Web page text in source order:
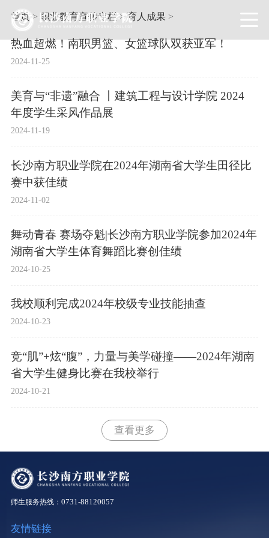
首页 > 职业教育宣传专栏>育人成果>
热血超燃！南职男篮、女篮球队双获亚军！
2024-11-25
美育与“非遗”融合 丨建筑工程与设计学院 2024
年度学生采风作品展
2024-11-19
长沙南方职业学院在2024年湖南省大学生田径比
赛中获佳绩
2024-11-02
舞动青春 赛场夺魁|长沙南方职业学院参加2024年
湖南省大学生体育舞蹈比赛创佳绩
2024-10-25
我校顺利完成2024年校级专业技能抽查
2024-10-23
竞“肌”+炫“腹”，力量与美学碰撞——2024年湖南
省大学生健身比赛在我校举行
2024-10-21
查看更多
师生服务热线： 0731-88120057
友情链接